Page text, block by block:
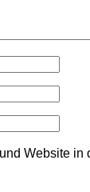
Website